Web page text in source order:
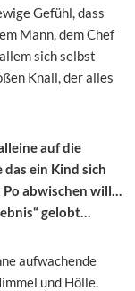
Gefühl, dass
Mann, dem Chef
sich selbst
Knall, der alles
auf die
das ein Kind sich
abwischen will…
gelobt…
aufwachende
und Hölle.